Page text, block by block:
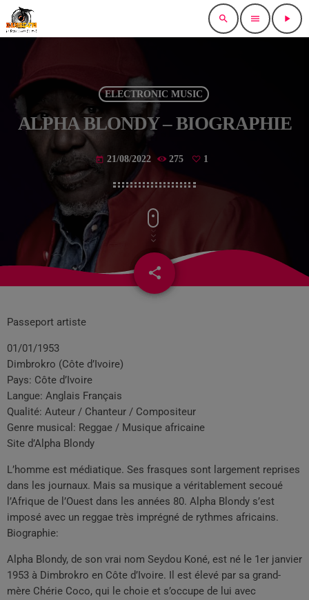
search menu play_arrow
ELECTRONIC MUSIC
ALPHA BLONDY – BIOGRAPHIE
today 21/08/2022 275 1
share
email
Passeport artiste
01/01/1953
Dimbrokro (Côte d’Ivoire)
Pays: Côte d’Ivoire
Langue: Anglais Français
Qualité: Auteur / Chanteur / Compositeur
Genre musical: Reggae / Musique africaine
Site d’Alpha Blondy
L’homme est médiatique. Ses frasques sont largement reprises
dans les journaux. Mais sa musique a véritablement secoué
l’Afrique de l’Ouest dans les années 80. Alpha Blondy s’est
imposé avec un reggae très imprégné de rythmes africains.
Biographie:
Alpha Blondy, de son vrai nom Seydou Koné, est né le 1er janvier
1953 à Dimbrokro en Côte d’Ivoire. Il est élevé par sa grand-
mère Chérie Coco, qui le choie et s’occupe de lui avec